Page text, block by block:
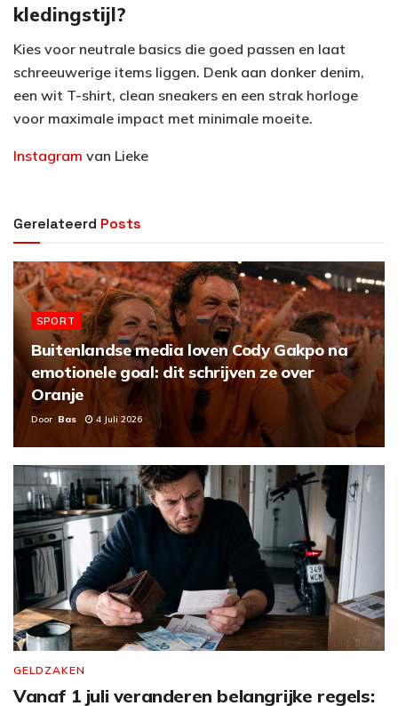
kledingstijl?
Kies voor neutrale basics die goed passen en laat
schreeuwerige items liggen. Denk aan donker denim,
een wit T-shirt, clean sneakers en een strak horloge
voor maximale impact met minimale moeite.
Instagram van Lieke
Gerelateerd Posts
SPORT
Buitenlandse media loven Cody Gakpo na
emotionele goal: dit schrijven ze over
Oranje
Door Bas 4 Juli 2026
GELDZAKEN
Vanaf 1 juli veranderen belangrijke regels: